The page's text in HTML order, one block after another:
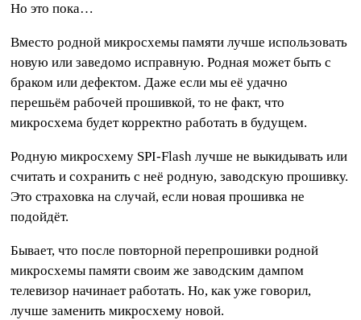
Но это пока…
Вместо родной микросхемы памяти лучше использовать
новую или заведомо исправную. Родная может быть с
браком или дефектом. Даже если мы её удачно
перешьём рабочей прошивкой, то не факт, что
микросхема будет корректно работать в будущем.
Родную микросхему SPI-Flash лучше не выкидывать или
считать и сохранить с неё родную, заводскую прошивку.
Это страховка на случай, если новая прошивка не
подойдёт.
Бывает, что после повторной перепрошивки родной
микросхемы памяти своим же заводским дампом
телевизор начинает работать. Но, как уже говорил,
лучше заменить микросхему новой.